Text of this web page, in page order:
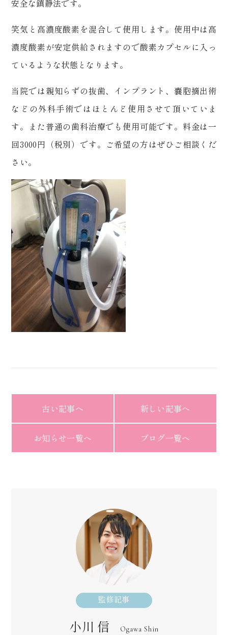
安全な鎮静法です。
笑気と高濃度酸素を混合して使用します。使用中は高
濃度酸素が安定供給されますので酸素カプセルに入っ
ているような状態となります。
当院では親知らずの抜歯、インプラント、嚢胞摘出術
などの外科手術ではほとんど使用させて頂いていま
す。また普通の歯科治療でも使用可能です。料金は一
回3000円（税別）です。ご希望の方はぜひご相談くだ
さい。
古い記事へ 新しい記事へ
お知らせ一覧へ ブログ一覧へ
監修記事
小川 信 Ogawa Shin